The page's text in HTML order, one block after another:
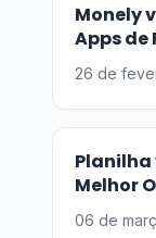
Monely
Apps de
26 de
Planilha
Melhor
06 de